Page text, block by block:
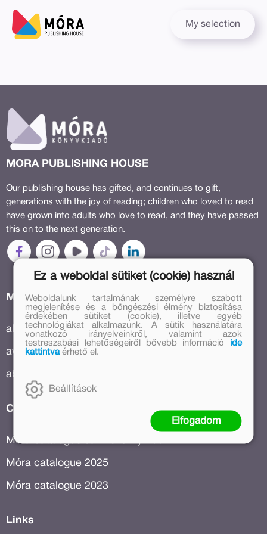
My selection
MORA PUBLISHING HOUSE
Our publishing house has gifted, and continues to gift,
generations with the joy of reading; children who loved to read
have grown into adults who love to read, and they have passed
this on to the next generation.
Menu
all books
awarded books
about us
Catalogues
Móra catalogue Janikovszky 100
Móra catalogue 2025
Móra catalogue 2023
Links
Ez a weboldal sütiket (cookie) használ
Weboldalunk tartalmának személyre szabott
megjelenítése és a böngészési élmény biztosítása
érdekében sütiket (cookie), illetve egyéb
technológiákat alkalmazunk. A sütik használatára
vonatkozó irányelveinkről, valamint azok
testreszabási lehetőségeiről bővebb információ
ide
kattintvaérhető el.
Beállítások
Elfogadom